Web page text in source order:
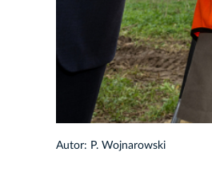
Autor: P. Wojnarowski